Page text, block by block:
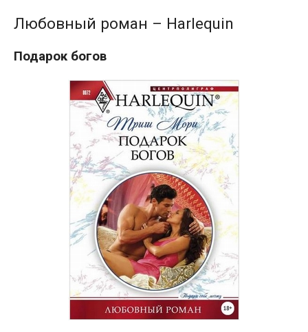
Любовный роман – Harlequin
Подарок богов